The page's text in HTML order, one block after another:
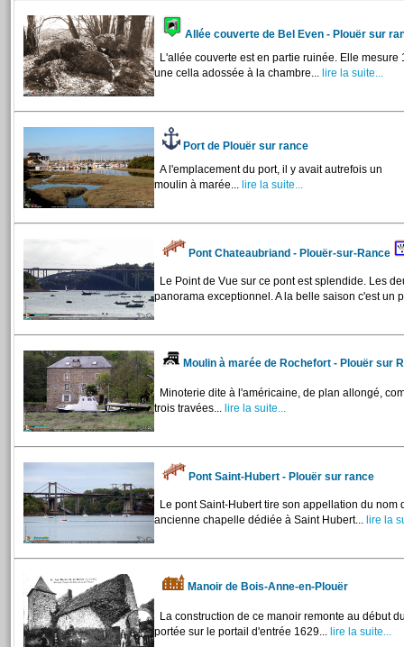
Allée couverte de Bel Even - Plouër sur
L'allée couverte est en partie ruinée. Elle
une cella adossée à la chambre... lire la suite...
Port de Plouër sur rance
A l'emplacement du port, il y avait autrefois un
moulin à marée... lire la suite...
Pont Chateaubriand - Plouër-sur-Rance
Le Point de Vue sur ce pont est splendide. Les
panorama exceptionnel. A la belle saison c'est un
Moulin à marée de Rochefort - Plouër sur
Minoterie dite à l'américaine, de plan allongé,
trois travées... lire la suite...
Pont Saint-Hubert - Plouër sur rance
Le pont Saint-Hubert tire son appellation du nom
ancienne chapelle dédiée à Saint Hubert... lire la
Manoir de Bois-Anne-en-Plouër
La construction de ce manoir remonte au début
portée sur le portail d'entrée 1629... lire la suite...